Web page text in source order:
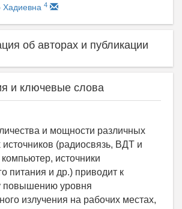
Хадиевна 4
об авторах и публикации
и ключевые слова
и мощности различных
источников (радиосвязь, ВДТ и
источники
питания и др.) приводит к
повышению уровня
излучения на рабочих местах,